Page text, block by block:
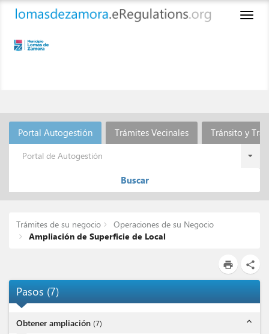
Portal Autogestión Trámites Vecinales Tránsito y
Portal de Autogestión
Buscar
Trámites de su negocio
Operaciones de su Negocio
Ampliación de Superficie de Local
print share
Pasos (7)
Obtener ampliación (7) expand_less